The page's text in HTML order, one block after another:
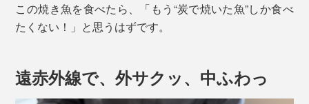
この焼き魚を食べたら、「もう“炭で焼いた魚”しか食べ
たくない！」と思うはずです。
遠赤外線で、外サクッ、中ふわっ